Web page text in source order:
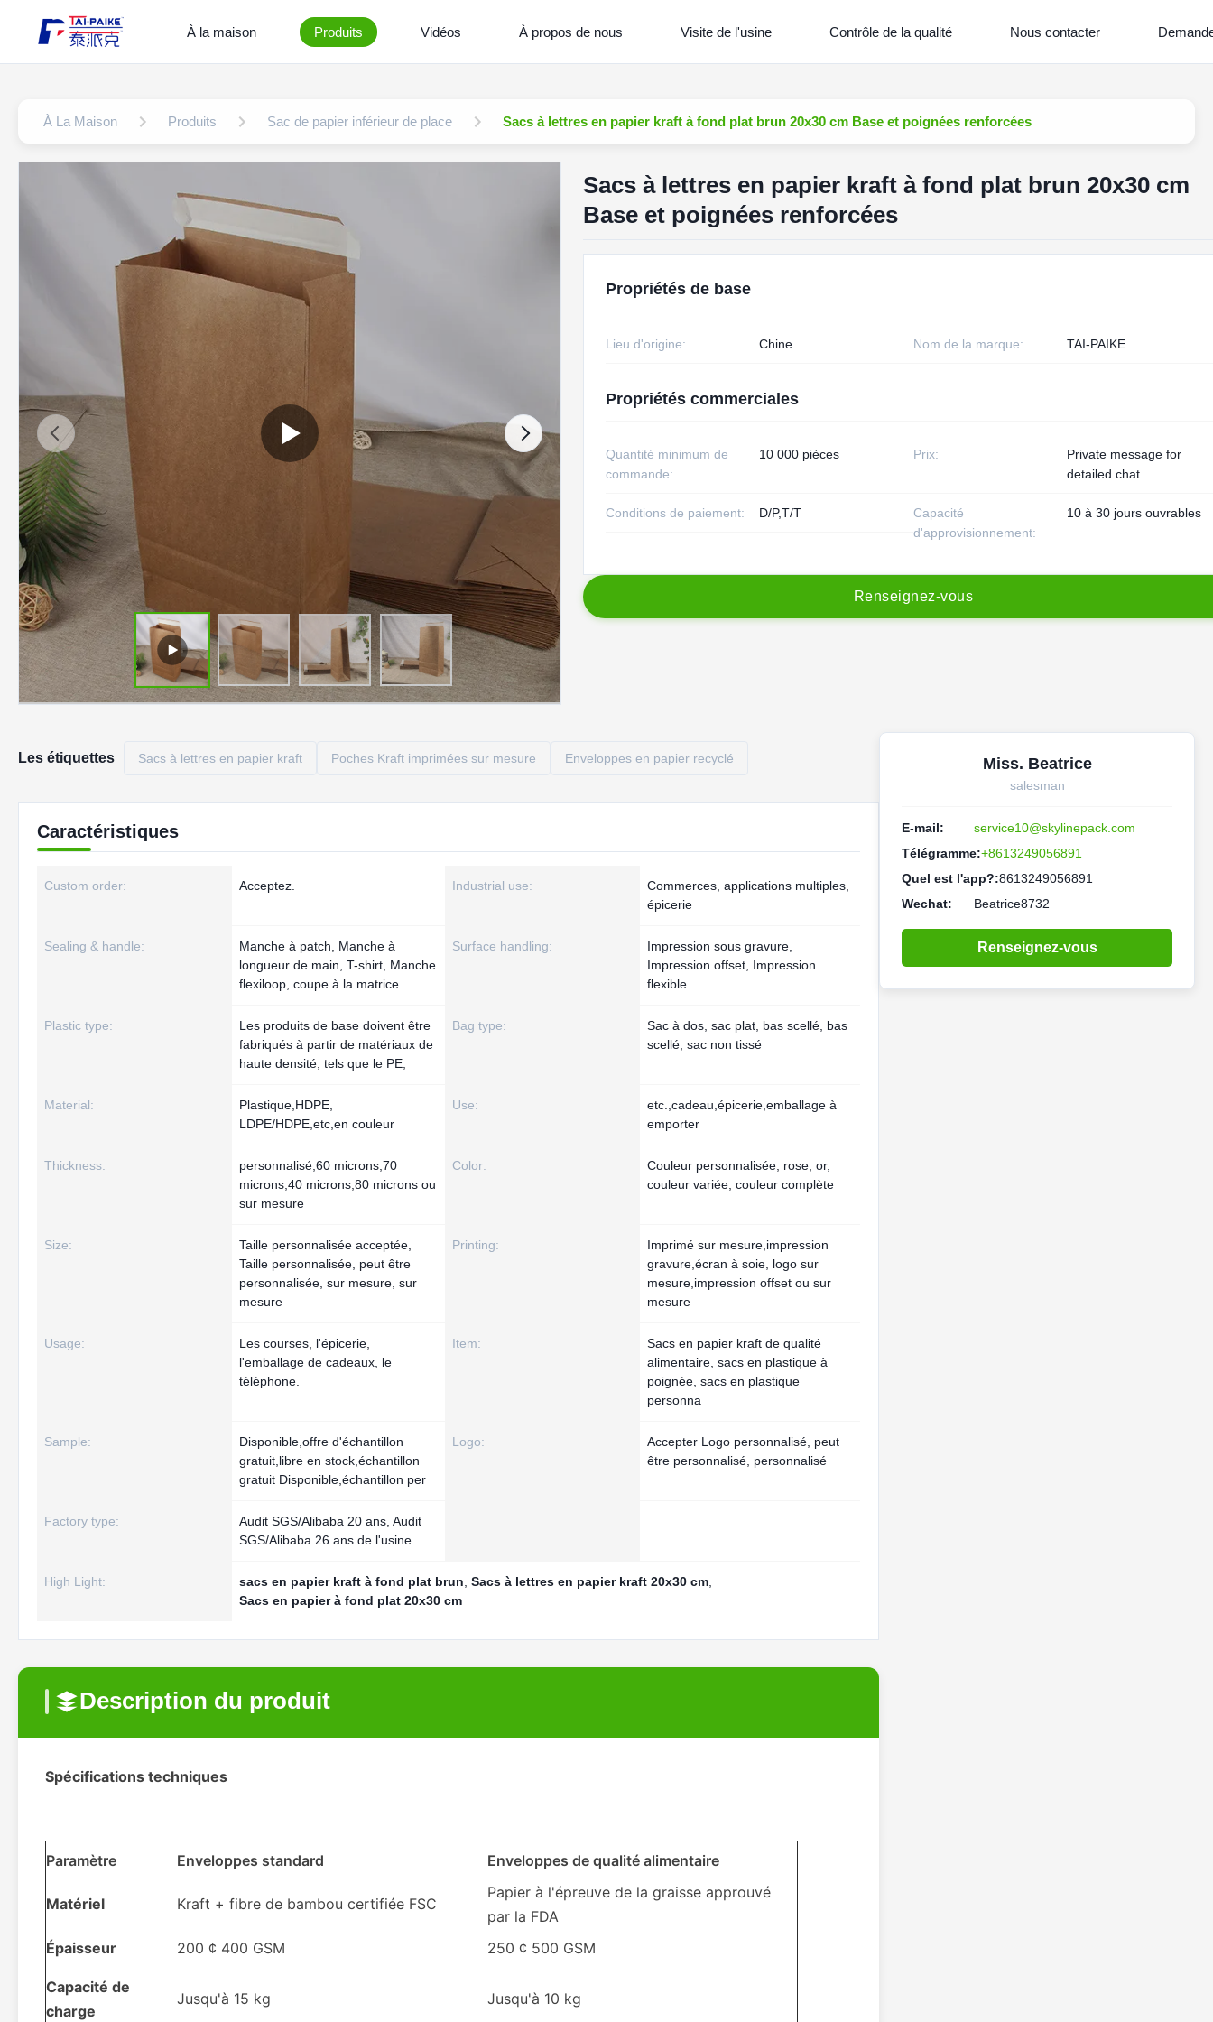
À la maison Produits Vidéos À propos de nous Visite de l'usine Contrôle de la qualité Nous contacter
À La Maison Produits Sac de papier inférieur de place Sacs à lettres en papier kraft à fond plat brun 20x30 cm Base et poignées renforcées
Sacs à lettres en papier kraft à fond plat brun 20x30 cm
Base et poignées renforcées
Propriétés de base
Lieu d'origine: Chine Nom de la marque: TAI-PAIKE
Propriétés commerciales
Quantité minimum de
commande:
10 000 pièces Prix:
Private message for
detailed chat
Conditions de paiement: D/P,T/T
Capacité
d'approvisionnement:
10 à 30 jours ouvrables
Renseignez-vous
Les étiquettes Sacs à lettres en papier kraft Poches Kraft imprimées sur mesure Enveloppes en papier recyclé
Caractéristiques
Custom order: Acceptez. Industrial use:
Commerces, applications multiples,
épicerie
Sealing & handle:
Manche à patch, Manche à
longueur de main, T-shirt, Manche
flexiloop, coupe à la matrice
Surface handling:
Impression sous gravure,
Impression offset, Impression
flexible
Plastic type:
Les produits de base doivent être
fabriqués à partir de matériaux de
haute densité, tels que le PE,
Bag type:
Sac à dos, sac plat, bas scellé, bas
scellé, sac non tissé
Material:
Plastique,HDPE,
LDPE/HDPE,etc,en couleur
Use:
etc.,cadeau,épicerie,emballage à
emporter
Thickness:
personnalisé,60 microns,70
microns,40 microns,80 microns ou
sur mesure
Color:
Couleur personnalisée, rose, or,
couleur variée, couleur complète
Size:
Taille personnalisée acceptée,
Taille personnalisée, peut être
personnalisée, sur mesure, sur
mesure
Printing:
Imprimé sur mesure,impression
gravure,écran à soie, logo sur
mesure,impression offset ou sur
mesure
Usage:
Les courses, l'épicerie,
l'emballage de cadeaux, le
téléphone.
Item:
Sacs en papier kraft de qualité
alimentaire, sacs en plastique à
poignée, sacs en plastique
personna
Sample:
Disponible,offre d'échantillon
gratuit,libre en stock,échantillon
gratuit Disponible,échantillon per
Logo:
Accepter Logo personnalisé, peut
être personnalisé, personnalisé
Factory type:
Audit SGS/Alibaba 20 ans, Audit
SGS/Alibaba 26 ans de l'usine
High Light: sacs en papier kraft à fond plat brun Sacs à lettres en papier kraft 20x30 cm
Sacs en papier à fond plat 20x30 cm
Description du produit
Spécifications techniques
Paramètre Enveloppes standard Enveloppes de qualité alimentaire
Matériel Kraft + fibre de bambou certifiée FSC
Papier à l'épreuve de la graisse approuvé
par la FDA
Épaisseur
200 ¢ 400 GSM 250 ¢ 500 GSM
Capacité de
charge
Jusqu'à 15 kg Jusqu'à 10 kg
Miss. Beatrice
salesman
E-mail:
service10@skylinepack.com
Télégramme:+8613249056891
Quel est l'app?:8613249056891
Wechat:
Beatrice8732
Renseignez-vous